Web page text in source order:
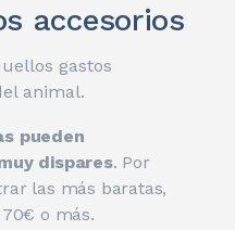
accesorios
gastos
animal.
pueden
dispares. Por
las más baratas,
o más.